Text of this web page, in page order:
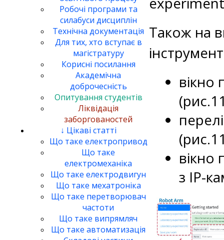
Робочі програми та
силабуси дисциплін
Технічна документація
Для тих, хто вступає в
магістратуру
Корисні посилання
Академічна
доброчесність
Опитування студентів
Ліквідація
заборгованостей
↓ Цікаві статті
Що таке електропривод
Що таке
електромеханіка
Що таке електродвигун
Що таке мехатроніка
Що таке перетворювач
частоти
Що таке випрямляч
Що таке автоматизація
Також на
вікно
вікно
з IP-